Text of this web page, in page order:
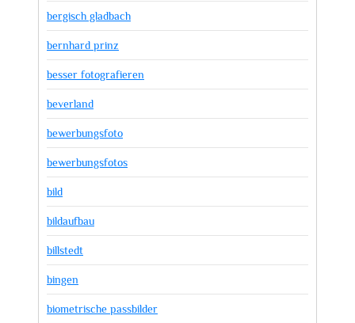
bergisch gladbach
bernhard prinz
besser fotografieren
beverland
bewerbungsfoto
bewerbungsfotos
bild
bildaufbau
billstedt
bingen
biometrische passbilder